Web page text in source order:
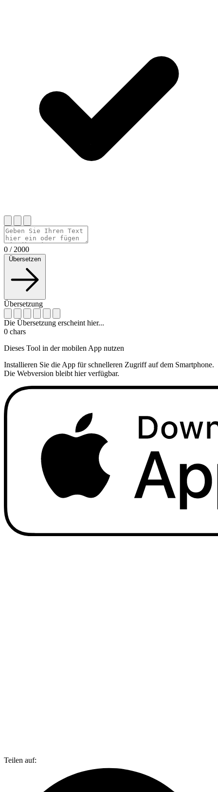
0 / 2000
Übersetzen
Übersetzung
Die Übersetzung erscheint hier...
0 chars
Dieses Tool in der mobilen App nutzen
Installieren Sie die App für schnelleren Zugriff auf dem Smartphone.
Die Webversion bleibt hier verfügbar.
Teilen auf: